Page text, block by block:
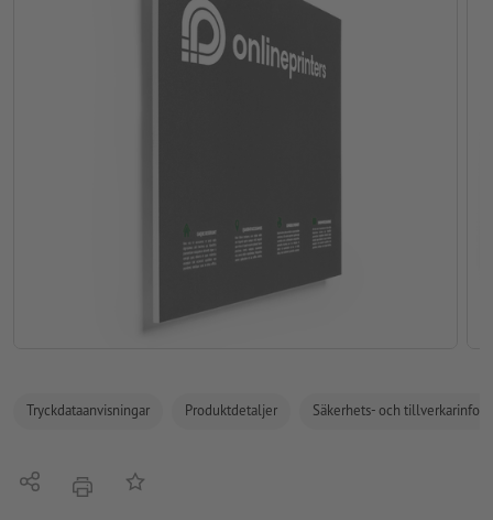
Tryckdataanvisningar Produktdetaljer Säkerhets- och
Dela erbjudandePå anteckningslistan